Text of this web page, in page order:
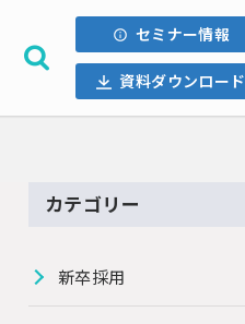
セミナー情報
資料ダウンロード
カテゴリー
新卒採用